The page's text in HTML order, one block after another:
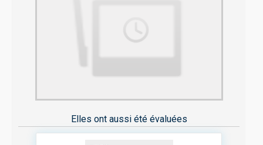
Elles ont aussi été évaluées